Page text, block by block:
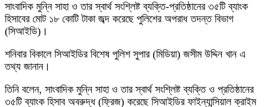
সাংবাদিক মুন্নি সাহা ও তার স্বার্থ সংশ্লিষ্ট ব্যক্তি-প্রতিষ্ঠানের ৩৫টি ব্যাংক
হিসাবের মোট ১৮ কোটি টাকা জব্দ করেছে পুলিশের অপরাধ তদন্ত বিভাগ
(সিআইডি)।
শনিবার বিকালে সিআইডির বিশেষ পুলিশ সুপার (মিডিয়া) জসীম উদ্দিন খান এ
তথ্য জানান।
তিনি বলেন, সাংবাদিক মুন্নি সাহা ও তার স্বার্থ সংশ্লিষ্ট ব্যক্তি ও প্রতিষ্ঠানের
৩৫টি ব্যাংক হিসাব অবরুদ্ধ (ফ্রিজ) করেছে সিআইডির ফাইন্যান্সিয়াল ক্রাইম